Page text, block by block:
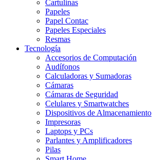
Cartulinas
Papeles
Papel Contac
Papeles Especiales
Resmas
Tecnología
Accesorios de Computación
Audífonos
Calculadoras y Sumadoras
Cámaras
Cámaras de Seguridad
Celulares y Smartwatches
Dispositivos de Almacenamiento
Impresoras
Laptops y PCs
Parlantes y Amplificadores
Pilas